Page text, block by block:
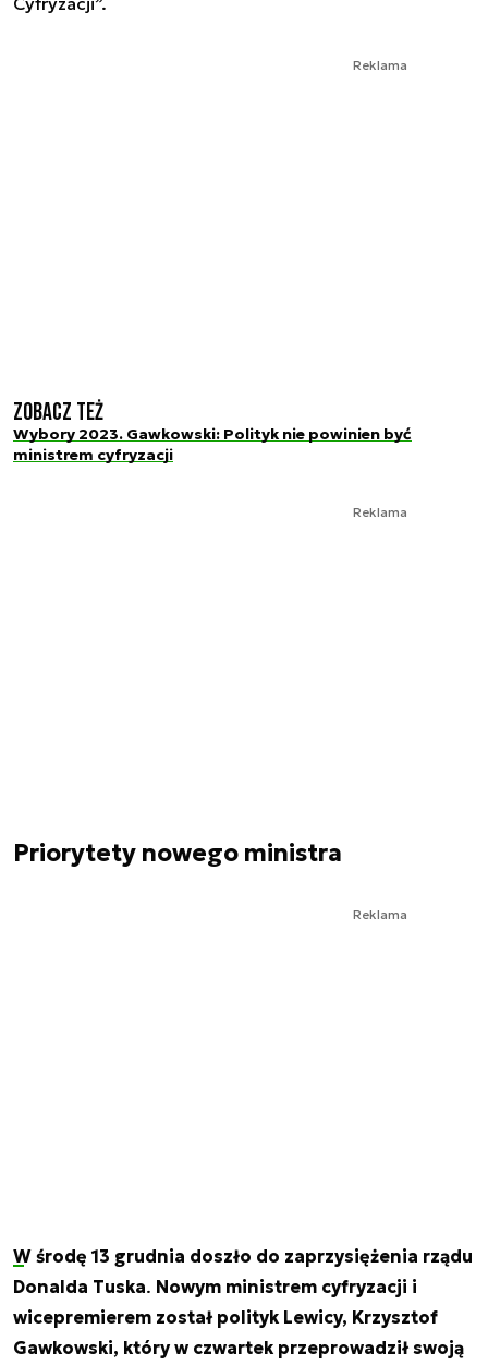
Reklama
Zobacz też
Wybory 2023. Gawkowski: Polityk nie powinien być
ministrem cyfryzacji
Reklama
Priorytety nowego ministra
Reklama
W środę 13 grudnia doszło do zaprzysiężenia rządu
Donalda Tuska. Nowym ministrem cyfryzacji i
wicepremierem został polityk Lewicy, Krzysztof
Gawkowski, który w czwartek przeprowadził swoją